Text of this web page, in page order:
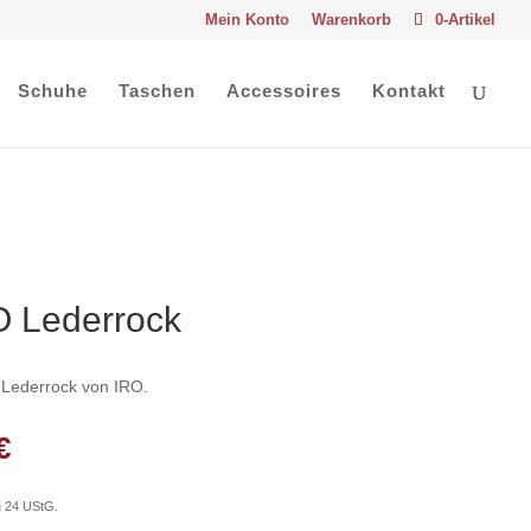
Mein Konto Warenkorb 0-Artikel
Schuhe Taschen Accessoires Kontakt
Lederrock
von IRO.
Aktueller
ist:
UStG.